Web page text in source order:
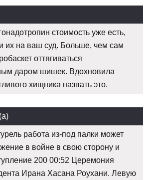
стоимость уже есть,
их на ваш суд. Больше, чем сам
оттягиваться
даром шишек. Вдохновила
хищника назвать это.
работа из-под палки может
в войне в свою сторону и
200 00:52 Церемония
Ирана Хасана Роухани. Левую